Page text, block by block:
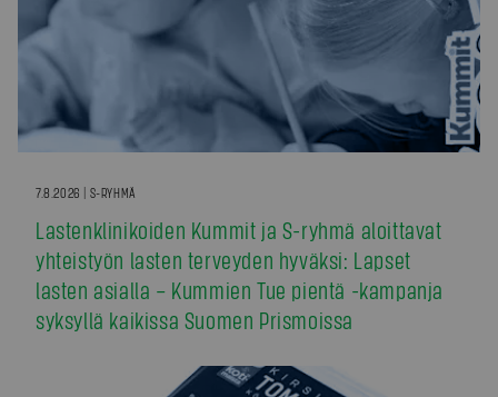
7.8.2026 | S-RYHMÄ
Lastenklinikoiden Kummit ja S-ryhmä aloittavat
yhteistyön lasten terveyden hyväksi: Lapset
lasten asialla – Kummien Tue pientä -kampanja
syksyllä kaikissa Suomen Prismoissa